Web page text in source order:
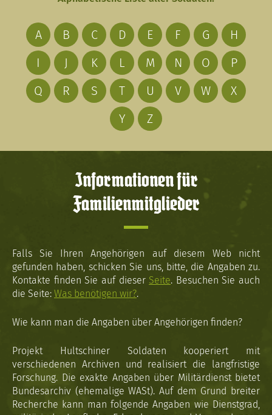
A B C D E F G
H
I
J K L M N O
P
Q
R S T U V W
X
Y
Z
Informationen für
Familienmitglieder
Falls Sie Ihren Angehörigen auf diesem Web nicht
gefunden haben, schicken Sie uns, bitte, die Angaben zu.
Kontakte finden Sie auf dieser Seite. Besuchen Sie auch
die Seite: Was benötigen wir?.
Wie kann man die Angaben über Angehörigen finden?
Projekt Hultschiner Soldaten kooperiert mit
verschiedenen Archiven und realisiert die langfristige
Forschung. Die exakte Angaben über Militärdienst bietet
Bundesarchiv (ehemalige WASt). Auf dem Grund breiter
Recherche kann man folgende Angaben wie Dienstgrad,